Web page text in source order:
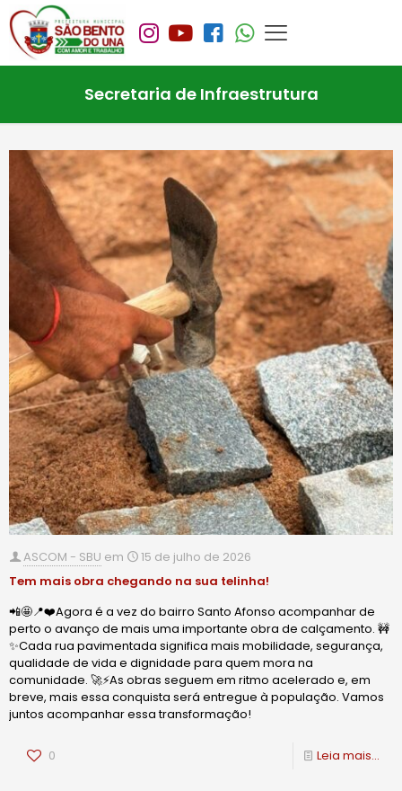
Secretaria de Infraestrutura
ASCOM - SBU em
15 de julho de 2026
Tem mais obra chegando na sua telinha!
📲🤩📍❤️Agora é a vez do bairro Santo Afonso acompanhar de
perto o avanço de mais uma importante obra de calçamento. 🚧
✨Cada rua pavimentada significa mais mobilidade, segurança,
qualidade de vida e dignidade para quem mora na
comunidade. 🚀⚡️As obras seguem em ritmo acelerado e, em
breve, mais essa conquista será entregue à população. Vamos
juntos acompanhar essa transformação!
0 Leia mais...